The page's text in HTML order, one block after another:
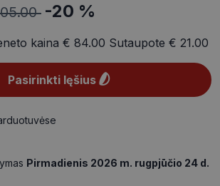
-20 %
kaina € 84.00 Sutaupote € 21.00
Pasirinkti lęšius
Pirmadienis 2026 m. rugpjūčio 24 d.